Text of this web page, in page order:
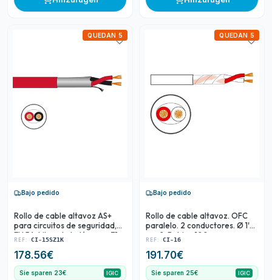
Bajo pedido
Rollo de cable altavoz AS+
para circuitos de seguridad,
EN 54. Libre de halógenos Z1.
OFC. 2 conductores. Ø 1'5
mm2. Bobina 100
REF: CI-15SZ1K
178.56€
QUEDAN 5
Sie sparen 23€ IGIC
Bajo pedido
Rollo de cable altavoz. OFC
paralelo. 2 conductores. Ø 1'5
mm2. Bobina 100 m.
REF: CI-16
191.70€
QUEDAN 5
Sie sparen 25€ IGIC